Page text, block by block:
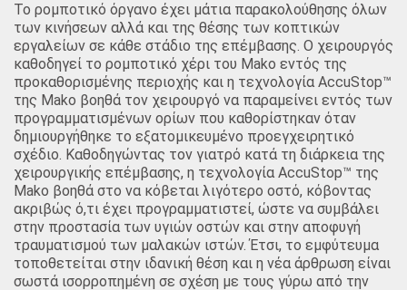
Το ρομποτικό όργανο έχει μάτια παρακολούθησης όλων
των κινήσεων αλλά και της θέσης των κοπτικών
εργαλείων σε κάθε στάδιο της επέμβασης. Ο χειρουργός
καθοδηγεί το ρομποτικό χέρι του Mako εντός της
προκαθορισμένης περιοχής και η τεχνολογία AccuStop™
της Mako βοηθά τον χειρουργό να παραμείνει εντός των
προγραμματισμένων ορίων που καθορίστηκαν όταν
δημιουργήθηκε το εξατομικευμένο προεγχειρητικό
σχέδιο. Καθοδηγώντας τον γιατρό κατά τη διάρκεια της
χειρουργικής επέμβασης, η τεχνολογία AccuStop™ της
Mako βοηθά στο να κόβεται λιγότερο οστό, κόβοντας
ακριβώς ό,τι έχει προγραμματιστεί, ώστε να συμβάλει
στην προστασία των υγιών οστών και στην αποφυγή
τραυματισμού των μαλακών ιστών. Έτσι, το εμφύτευμα
τοποθετείται στην ιδανική θέση και η νέα άρθρωση είναι
σωστά ισορροπημένη σε σχέση με τους γύρω από την